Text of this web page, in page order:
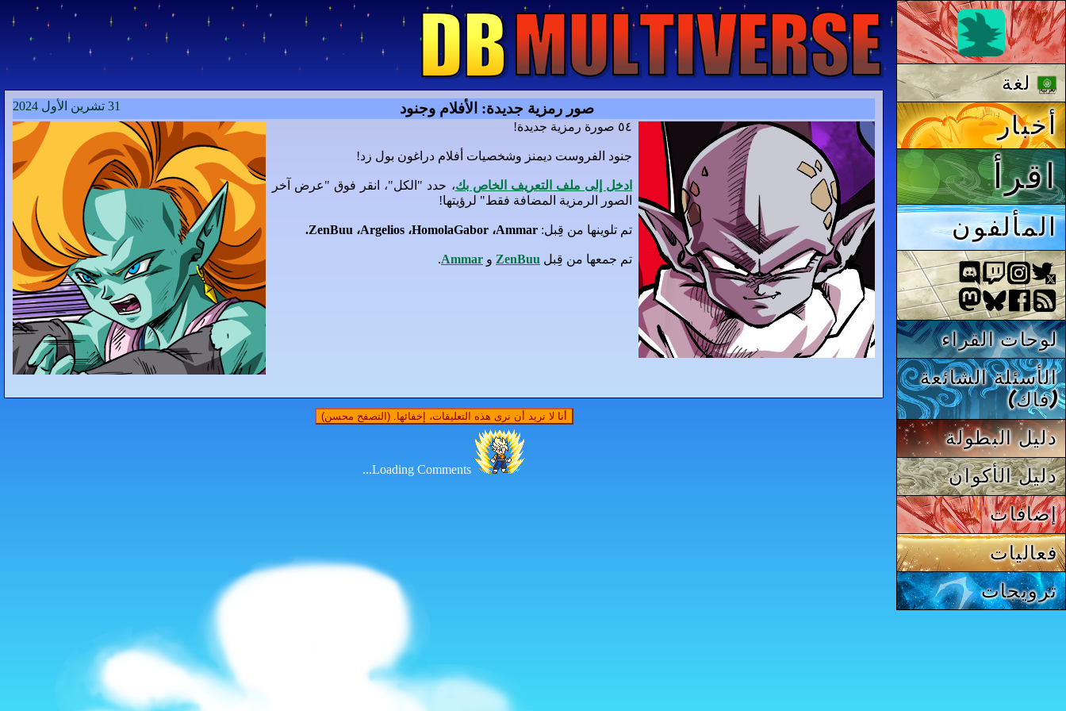
31 تشرين الأول 2024 صور رمزية جديدة: الأفلام وجنود
٥٤ صورة رمزية جديدة!
جنود الفروست ديمنز وشخصيات أفلام دراغون بول زد!
ادخل إلى ملف التعريف الخاص بك، حدد "الكل"، انقر فوق "عرض آخر
الصور الرمزية المضافة فقط" لرؤيتها!
تم تلوينها من قِبل: ZenBuu ،Argelios ،HomolaGabor ،Ammar.
تم جمعها من قِبل ZenBuu و Ammar
.
أنا لا نريد أن نرى هذه التعليقات، إخفائها. (التصفح محسن)
Loading Comments...
لغة
أخبار
اقرأ
المألفون
لوحات القراء
الأسئلة الشائعة
(فاك)
دليل البطولة
دليل الأكوان
إضافات
فعاليات
ترويجات